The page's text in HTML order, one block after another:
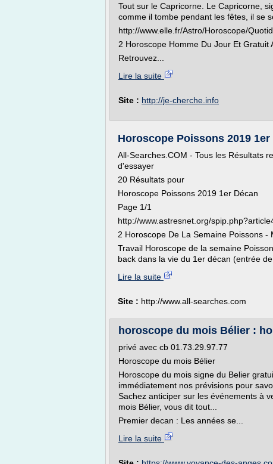
Tout sur le Capricorne. Le Capricorne,
comme il tombe pendant les fêtes, il se
http://www.elle.fr/Astro/Horoscope/
2 Horoscope Homme Du Jour Et Gratuit
Retrouvez...
Lire la suite
Site : http://je-cherche.info
Horoscope Poissons 2019
All-Searches.COM - Tous les Résultats
d'essayer
20 Résultats pour
Horoscope Poissons 2019 1er Décan
Page 1/1
http://www.astresnet.org/
2 Horoscope De La Semaine Poissons -
Travail Horoscope de la semaine
back dans la vie du 1er décan (entrée de
Lire la suite
Site : http://www.all-searches.com
horoscope du mois Bélier :
privé avec cb 01.73.29.97.77
Horoscope du mois Bélier
Horoscope du mois signe du Belier
immédiatement nos prévisions pour
Sachez anticiper sur les événements à
mois Bélier, vous dit tout...
Premier decan : Les années se...
Lire la suite